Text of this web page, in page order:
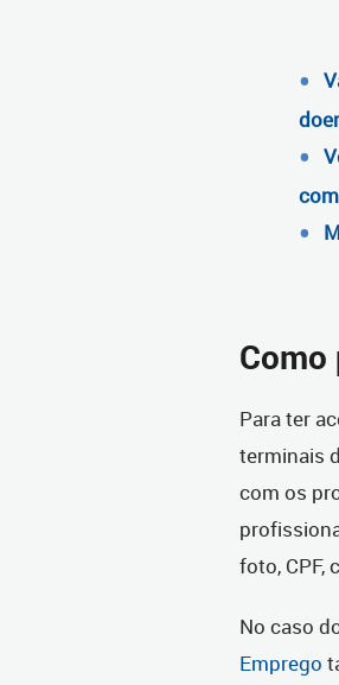
Para ter
terminais
com os
foto, CPF,
No caso
Emprego